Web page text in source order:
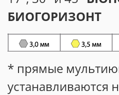
БИОГОРИЗОНТ
* прямые
устанавливаются